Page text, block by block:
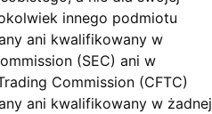
innego podmiotu
ani kwalifikowany w
(SEC) ani w
Commission (CFTC)
ani kwalifikowany w żadnej